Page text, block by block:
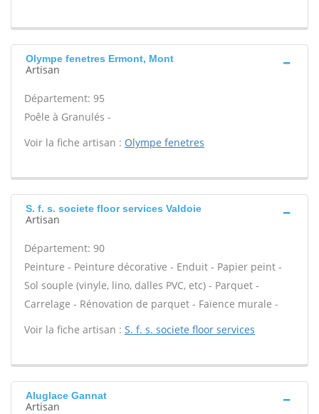
Olympe fenetres Ermont, Mont
Artisan
Département: 95
Poêle à Granulés -
Voir la fiche artisan : Olympe fenetres
S. f. s. societe floor services Valdoie
Artisan
Département: 90
Peinture - Peinture décorative - Enduit - Papier peint -
Sol souple (vinyle, lino, dalles PVC, etc) - Parquet -
Carrelage - Rénovation de parquet - Faïence murale -
Voir la fiche artisan : S. f. s. societe floor services
Aluglace Gannat
Artisan